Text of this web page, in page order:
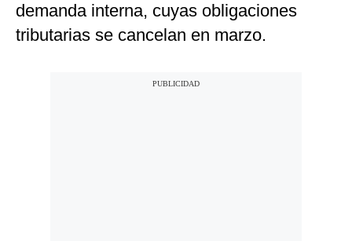
demanda interna, cuyas obligaciones
tributarias se cancelan en marzo.